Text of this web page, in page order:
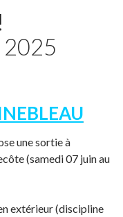
2025
une sortie à
(samedi 07 juin au
extérieur (discipline